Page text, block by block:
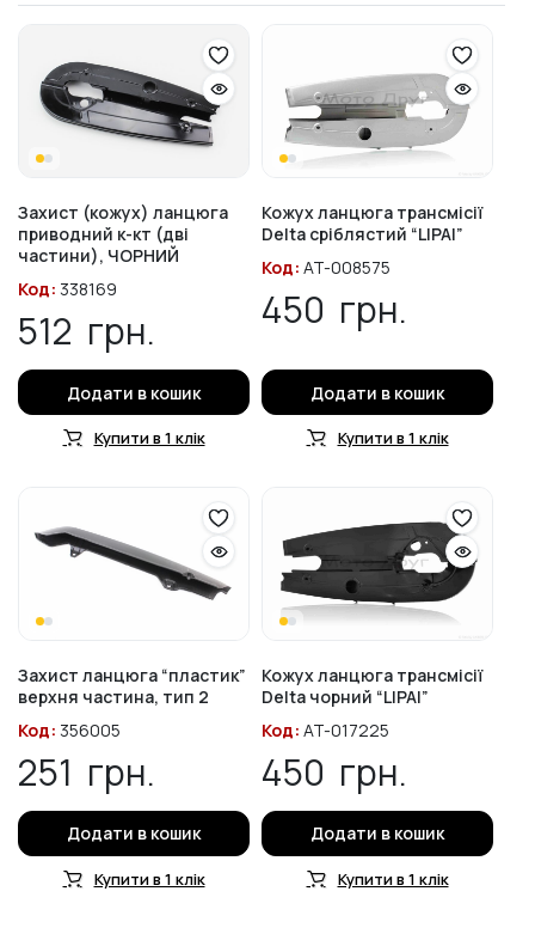
Захист (кожух) ланцюга
приводний к-кт (дві
частини), ЧОРНИЙ
Код: 338169
512 грн.
Додати в кошик
Купити в 1 клік
Кожух ланцюга трансмісії
Delta сріблястий “LIPAI”
Код: AT-008575
450 грн.
Додати в кошик
Купити в 1 клік
Захист ланцюга “пластик”
верхня частина, тип 2
Код: 356005
251 грн.
Додати в кошик
Купити в 1 клік
Кожух ланцюга трансмісії
Delta чорний “LIPAI”
Код: AT-017225
450 грн.
Додати в кошик
Купити в 1 клік